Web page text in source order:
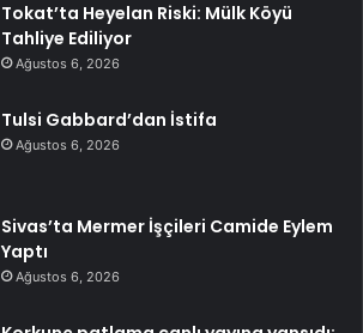
Tokat’ta Heyelan Riski: Mülk Köyü
Tahliye Ediliyor
Ağustos 6, 2026
Tulsi Gabbard’dan İstifa
Ağustos 6, 2026
Sivas’ta Mermer İşçileri Camide Eylem
Yaptı
Ağustos 6, 2026